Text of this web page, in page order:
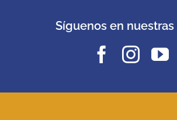
Síguenos en nuestras